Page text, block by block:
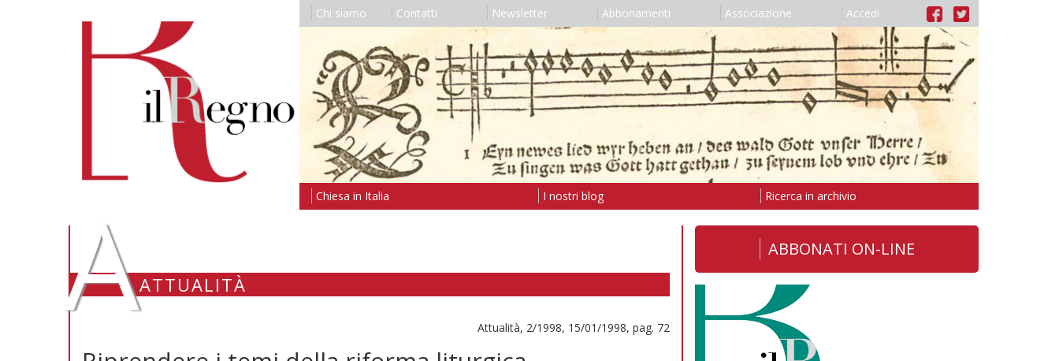
Chi siamo Contatti Newsletter Abbonamenti Associazione Accedi
Chiesa in Italia I nostri blog Ricerca in archivio
AATTUALITÀ
Attualità, 2/1998, 15/01/1998, pag. 72
ABBONATI ON-LINE